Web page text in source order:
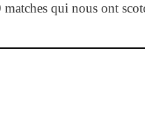
matches qui nous ont